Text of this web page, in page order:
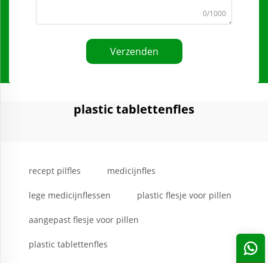
0/1000
Verzenden
plastic tablettenfles
recept pilfles medicijnfles
lege medicijnflessen plastic flesje voor pillen
aangepast flesje voor pillen
plastic tablettenfles